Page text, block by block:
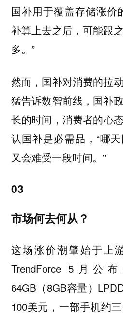
国补用于覆盖存储涨价
补算上去之后，可能跟
多。”
然而，国补对消费的拉
猛告诉数智前线，国补
长的时间， 消费者的心
认国补是必需品 ，“哪
又会难受一段时间。”
03
市场何去何从？
这场涨价潮肇始于上
TrendForce 5月公
64GB（8GB容量）
100美元，一部手机约